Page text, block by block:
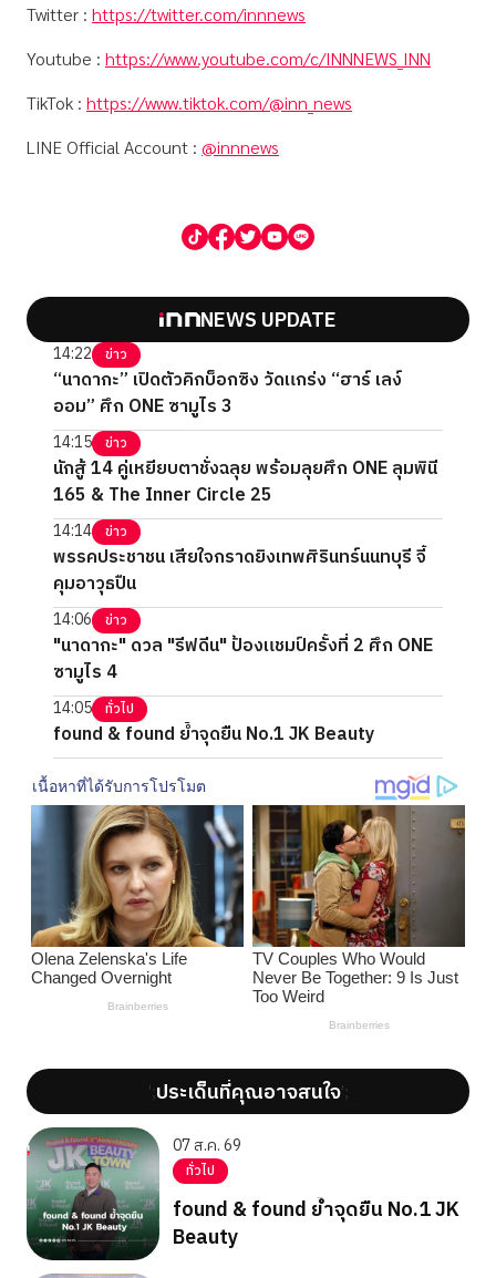
Twitter : https://twitter.com/innnews
Youtube : https://www.youtube.com/c/INNNEWS_INN
TikTok : https://www.tiktok.com/@inn_news
LINE Official Account : @innnews
NEWS UPDATE
14:22 ข่าว
“นาดากะ” เปิดตัวคิกบ็อกซิง วัดแกร่ง “ฮาร์ เลง์
ออม” ศึก ONE ซามูไร 3
14:15 ข่าว
นักสู้ 14 คู่เหยียบตาชั่งฉลุย พร้อมลุยศึก ONE ลุมพินี
165 & The Inner Circle 25
14:14 ข่าว
พรรคประชาชน เสียใจกราดยิงเทพศิรินทร์นนทบุรี จี้
คุมอาวุธปืน
14:06 ข่าว
"นาดากะ" ดวล "รีฟดีน" ป้องแชมป์ครั้งที่ 2 ศึก ONE
ซามูไร 4
14:05 ทั่วไป
found & found ย้ำจุดยืน No.1 JK Beauty
';ประเด็นที่คุณอาจสนใจ';
07 ส.ค. 69
ทั่วไป
found & found ย้ำจุดยืน No.1 JK
Beauty